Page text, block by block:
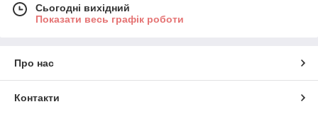
Сьогодні вихідний
Показати весь графік роботи
Про нас
Контакти